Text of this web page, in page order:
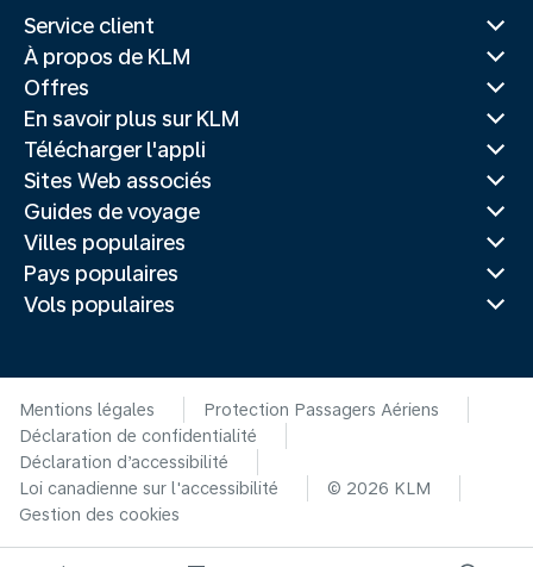
Service client
À propos de KLM
Offres
En savoir plus sur KLM
Télécharger l'appli
Sites Web associés
Guides de voyage
Villes populaires
Pays populaires
Vols populaires
Mentions légales
Protection Passagers Aériens
Déclaration de confidentialité
Déclaration d’accessibilité
Loi canadienne sur l'accessibilité
© 2026 KLM
Gestion des cookies